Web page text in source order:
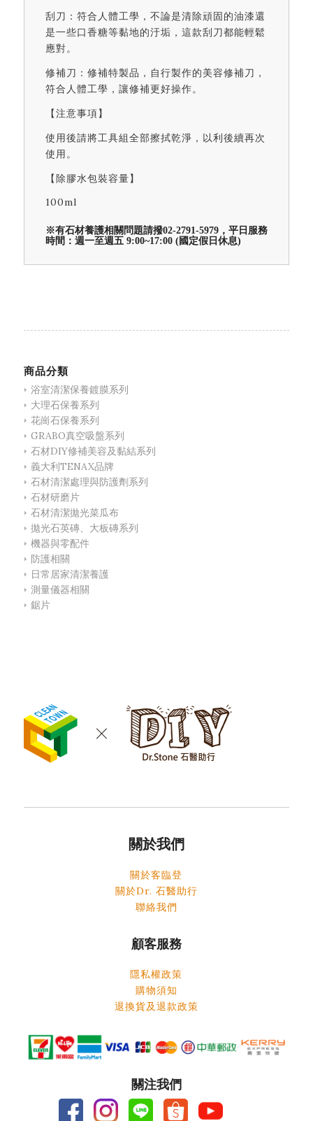
刮刀：符合人體工學，不論是清除頑固的油漆還
是一些口香糖等黏地的汙垢，這款刮刀都能輕鬆
應對。
修補刀：修補特製品，自行製作的美容修補刀，
符合人體工學，讓修補更好操作。
【注意事項】
使用後請將工具組全部擦拭乾淨，以利後續再次
使用。
【除膠水包裝容量】
100ml
※有石材養護相關問題請撥02-2791-5979，平日服務
時間：週一至週五 9:00~17:00 (國定假日休息)
商品分類
浴室清潔保養鍍膜系列
大理石保養系列
花崗石保養系列
GRABO真空吸盤系列
石材DIY修補美容及黏結系列
義大利TENAX品牌
石材清潔處理與防護劑系列
石材研磨片
石材清潔拋光菜瓜布
拋光石英磚、大板磚系列
機器與零配件
防護相關
日常居家清潔養護
測量儀器相關
鋸片
關於我們
關於客臨登
關於Dr. 石醫助行
聯絡我們
顧客服務
隱私權政策
購物須知
退換貨及退款政策
關注我們